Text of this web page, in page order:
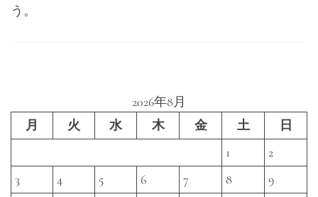
う。
2026年8月
月
火 水 木 金 土
日
1
2
3
4 5 6 7 8
9